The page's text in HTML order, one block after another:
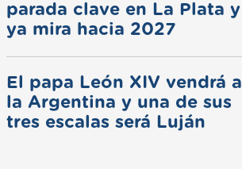
parada clave en La Plata y
ya mira hacia 2027
El papa León XIV vendrá a
la Argentina y una de sus
tres escalas será Luján